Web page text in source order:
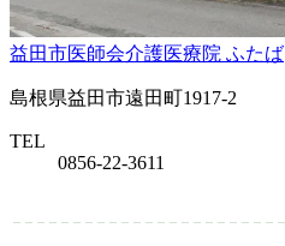
益田市医師会介護医療院 ふたば
島根県益田市遠田町1917-2
TEL
0856-22-3611